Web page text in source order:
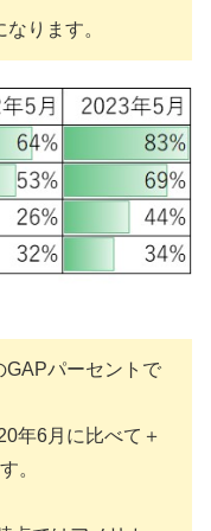
ります。
GAPパーセントで
年6月に比べて＋
。